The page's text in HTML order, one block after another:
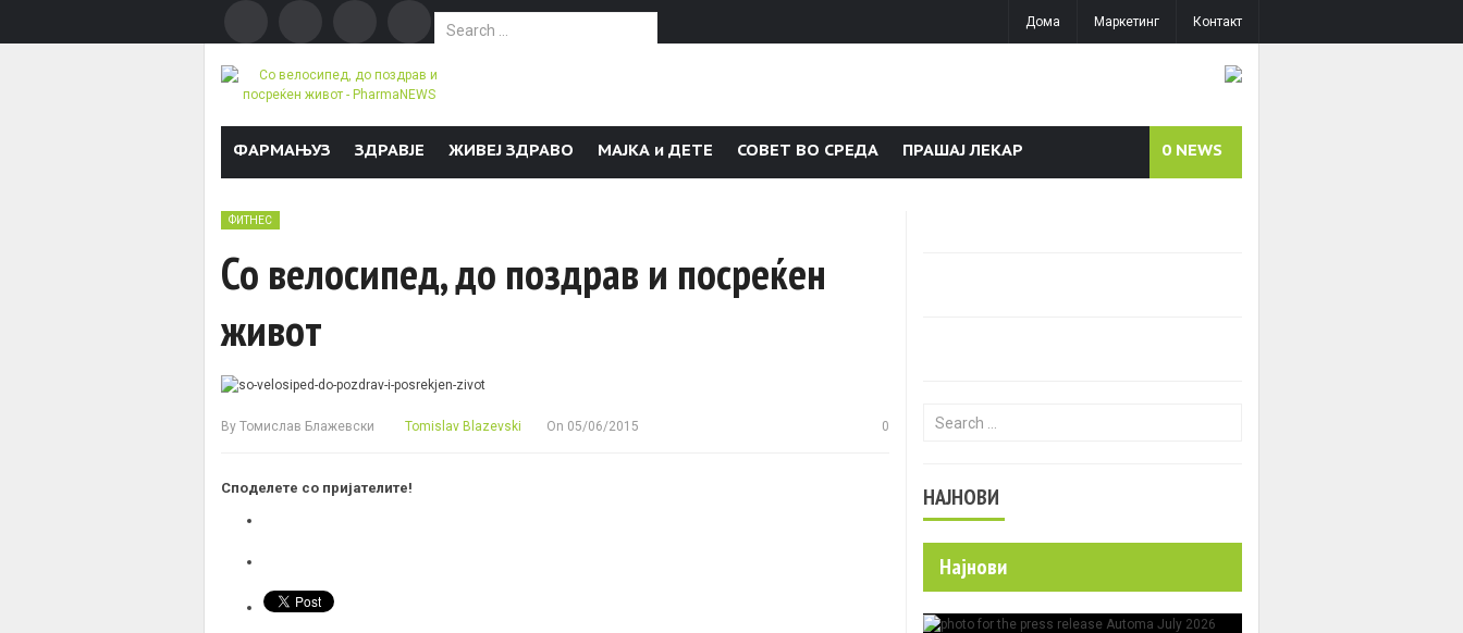
Search for:
Дома Маркетинг Контакт
ФАРМАЊУЗ ЗДРАВЈЕ ЖИВЕЈ ЗДРАВО МАЈКА и ДЕТЕ СОВЕТ ВО СРЕДА ПРАШАЈ ЛЕКАР 0 NEWS
ФИТНЕС
Со велосипед, до поздрав и посреќен
живот
By Томислав Блажевски Tomislav Blazevski On 05/06/2015 0
Споделете со пријателите!
Search for:
НАЈНОВИ
Најнови